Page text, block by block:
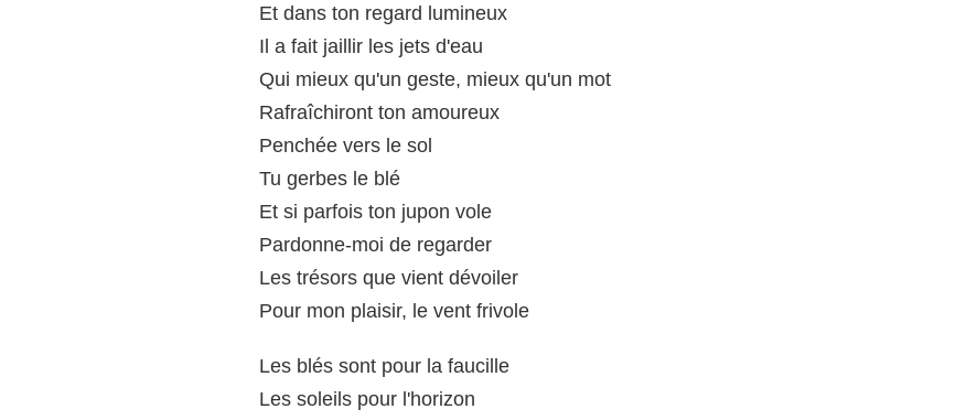
Et dans ton regard lumineux
Il a fait jaillir les jets d'eau
Qui mieux qu'un geste, mieux qu'un mot
Rafraîchiront ton amoureux
Penchée vers le sol
Tu gerbes le blé
Et si parfois ton jupon vole
Pardonne-moi de regarder
Les trésors que vient dévoiler
Pour mon plaisir, le vent frivole
Les blés sont pour la faucille
Les soleils pour l'horizon